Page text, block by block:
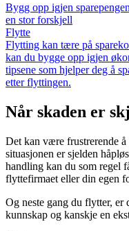
Bygg opp igjen
en stor forskjell
Flytte
Flytting kan tære på
kan du bygge opp igjen
tipsene som hjelper deg å
etter flyttingen.
Når skaden er
Det kan være frustrerende
situasjonen er sjelden
handling kan du som regel
flyttefirmaet eller din egen
Og neste gang du flytter, er
kunnskap og kanskje en